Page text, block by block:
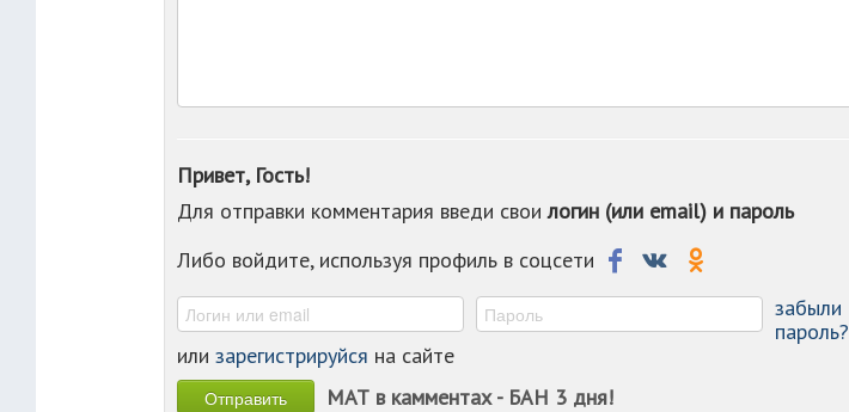
Привет, Гость!
Для отправки комментария введи своилогин (или email) и пароль
Либо войдите, используя профиль в соцсети
забыли
пароль?
или зарегистрируйся на сайте
МАТ в камментах - БАН 3 дня!